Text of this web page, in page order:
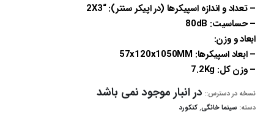
– تعداد و اندازه اسپیکرها (در اپیکر سنتر): “2X3
– حساسیت: 80dB
ابعاد و وزن:
– ابعاد اسپیکرها: 57x120x1050MM
– وزن کل: 7.2Kg
نسخه در دسترس:: در انبار موجود نمی باشد
دسته: سینما خانگی,کنکورد